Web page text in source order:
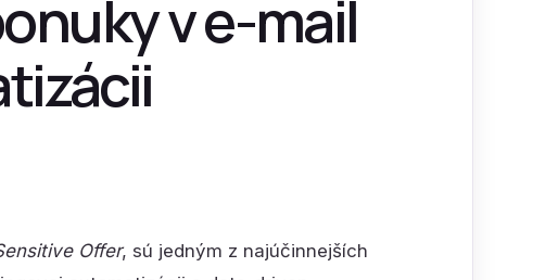
v e-mail
Offer, sú jedným z najúčinnejších